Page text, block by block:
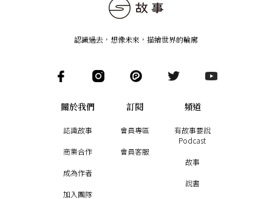
認識過去，想像未來 ， 描繪世界的輪廓
關於我們
認識故事
商業合作
成為作者
加入團隊
訂閱
會員專區
會員客服
頻道
有故事要說
Podcast
故事
說書